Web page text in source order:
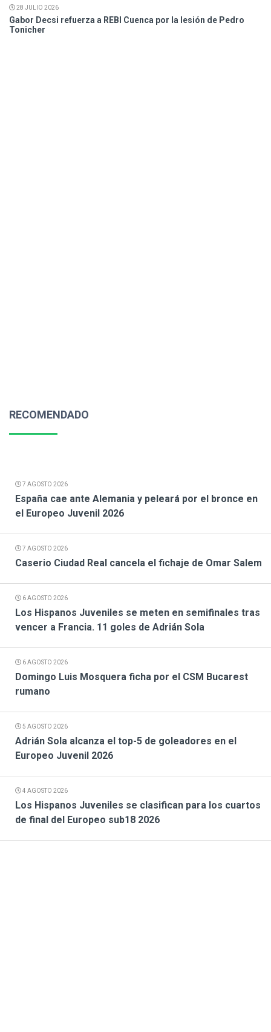
28 JULIO 2026
Gabor Decsi refuerza a REBI Cuenca por la lesión de Pedro
Tonicher
RECOMENDADO
7 AGOSTO 2026
España cae ante Alemania y peleará por el bronce en
el Europeo Juvenil 2026
7 AGOSTO 2026
Caserio Ciudad Real cancela el fichaje de Omar Salem
6 AGOSTO 2026
Los Hispanos Juveniles se meten en semifinales tras
vencer a Francia. 11 goles de Adrián Sola
6 AGOSTO 2026
Domingo Luis Mosquera ficha por el CSM Bucarest
rumano
5 AGOSTO 2026
Adrián Sola alcanza el top-5 de goleadores en el
Europeo Juvenil 2026
4 AGOSTO 2026
Los Hispanos Juveniles se clasifican para los cuartos
de final del Europeo sub18 2026